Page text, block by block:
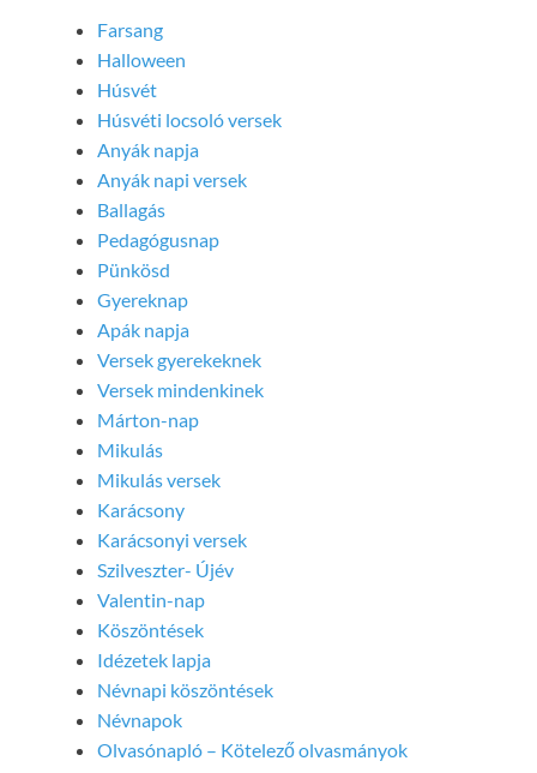
Farsang
Halloween
Húsvét
Húsvéti locsoló versek
Anyák napja
Anyák napi versek
Ballagás
Pedagógusnap
Pünkösd
Gyereknap
Apák napja
Versek gyerekeknek
Versek mindenkinek
Márton-nap
Mikulás
Mikulás versek
Karácsony
Karácsonyi versek
Szilveszter- Újév
Valentin-nap
Köszöntések
Idézetek lapja
Névnapi köszöntések
Névnapok
Olvasónapló – Kötelező olvasmányok